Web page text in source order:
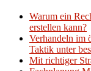
Warum ein
erstellen kann?
Verhandeln im
Taktik unter
Mit richtiger